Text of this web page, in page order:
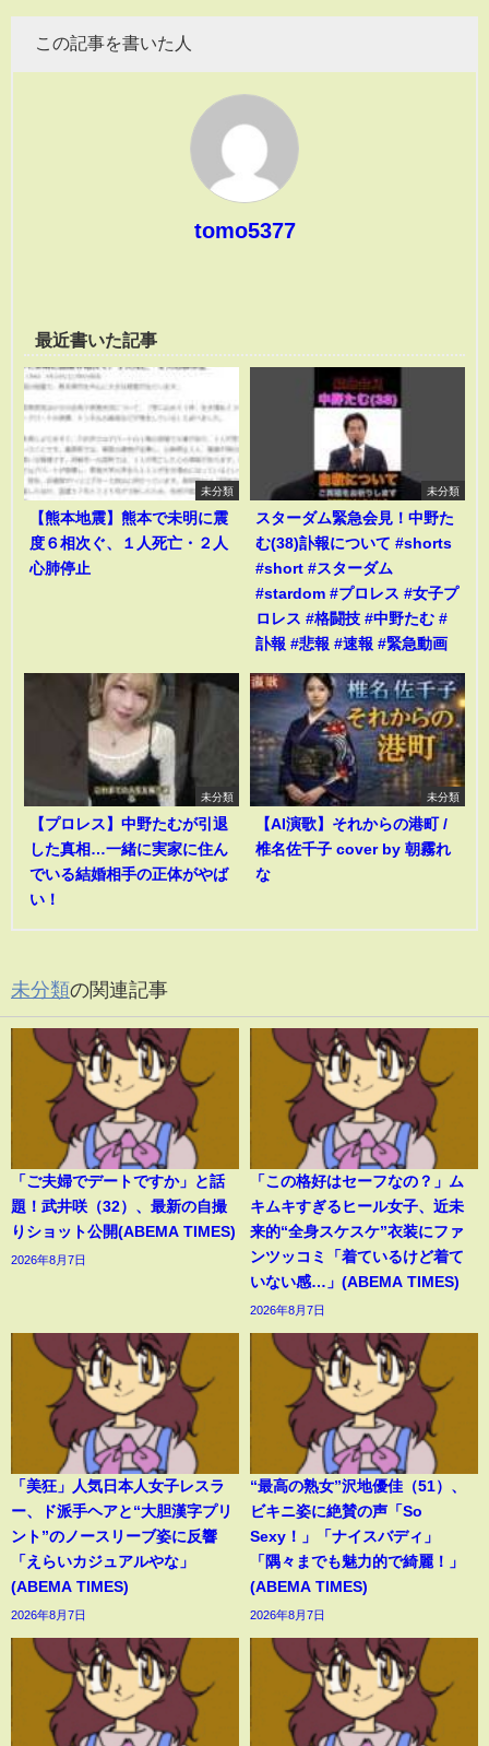
この記事を書いた人
tomo5377
最近書いた記事
未分類
【熊本地震】熊本で未明に震
度６相次ぐ、１人死亡・２人
心肺停止
未分類
スターダム緊急会見！中野た
む(38)訃報について #shorts
#short #スターダム
#stardom #プロレス #女子プ
ロレス #格闘技 #中野たむ #
訃報 #悲報 #速報 #緊急動画
未分類
【プロレス】中野たむが引退
した真相…一緒に実家に住ん
でいる結婚相手の正体がやば
い！
未分類
【AI演歌】それからの港町 /
椎名佐千子 cover by 朝霧れ
な
未分類の関連記事
「ご夫婦でデートですか」と話
題！武井咲（32）、最新の自撮
りショット公開(ABEMA TIMES)
2026年8月7日
「この格好はセーフなの？」ム
キムキすぎるヒール女子、近未
来的“全身スケスケ”衣装にファ
ンツッコミ「着ているけど着て
いない感…」(ABEMA TIMES)
2026年8月7日
「美狂」人気日本人女子レスラ
ー、ド派手ヘアと“大胆漢字プリ
ント”のノースリーブ姿に反響
「えらいカジュアルやな」
(ABEMA TIMES)
2026年8月7日
“最高の熟女”沢地優佳（51）、
ビキニ姿に絶賛の声「So
Sexy！」「ナイスバディ」
「隅々までも魅力的で綺麗！」
(ABEMA TIMES)
2026年8月7日